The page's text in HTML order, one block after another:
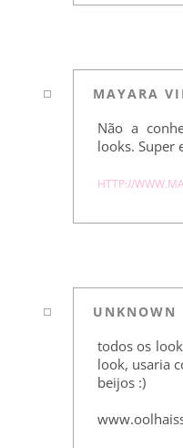
MAYARA
Não a
looks. Super
HTTP://
UNKNOWN
todos os
look, usaria
beijos :)